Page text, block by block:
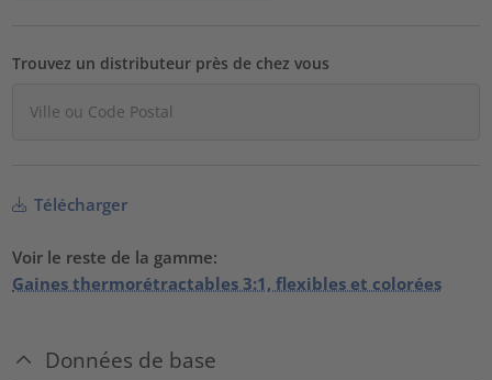
Trouvez un distributeur près de chez vous
Télécharger
Voir le reste de la gamme:
Gaines thermorétractables 3:1, flexibles et colorées
Données de base